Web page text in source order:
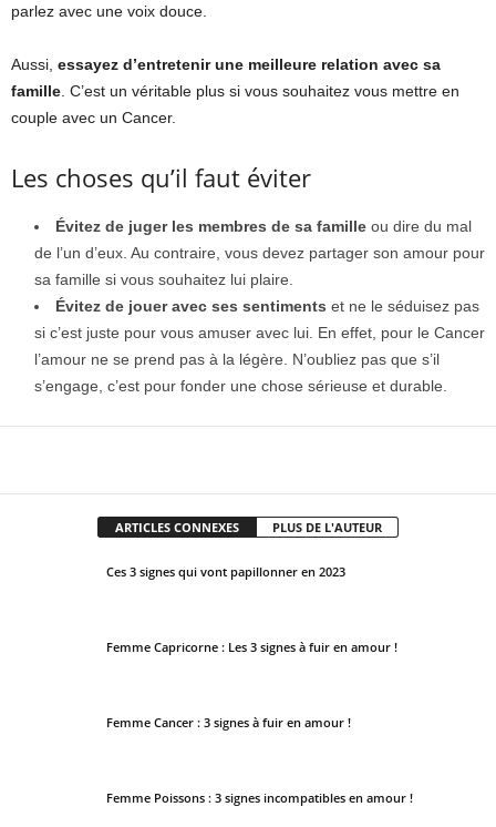
parlez avec une voix douce.
Aussi, essayez d’entretenir une meilleure relation avec sa
famille . C’est un véritable plus si vous souhaitez vous mettre en
couple avec un Cancer.
Les choses qu’il faut éviter
Évitez de juger les membres de sa famille ou dire du mal
de l’un d’eux. Au contraire, vous devez partager son amour pour
sa famille si vous souhaitez lui plaire.
Évitez de jouer avec ses sentiments et ne le séduisez pas
si c’est juste pour vous amuser avec lui. En effet, pour le Cancer
l’amour ne se prend pas à la légère. N’oubliez pas que s’il
s’engage, c’est pour fonder une chose sérieuse et durable.
ARTICLES CONNEXES PLUS DE L'AUTEUR
Ces 3 signes qui vont papillonner en 2023
Femme Capricorne : Les 3 signes à fuir en amour !
Femme Cancer : 3 signes à fuir en amour !
Femme Poissons : 3 signes incompatibles en amour !